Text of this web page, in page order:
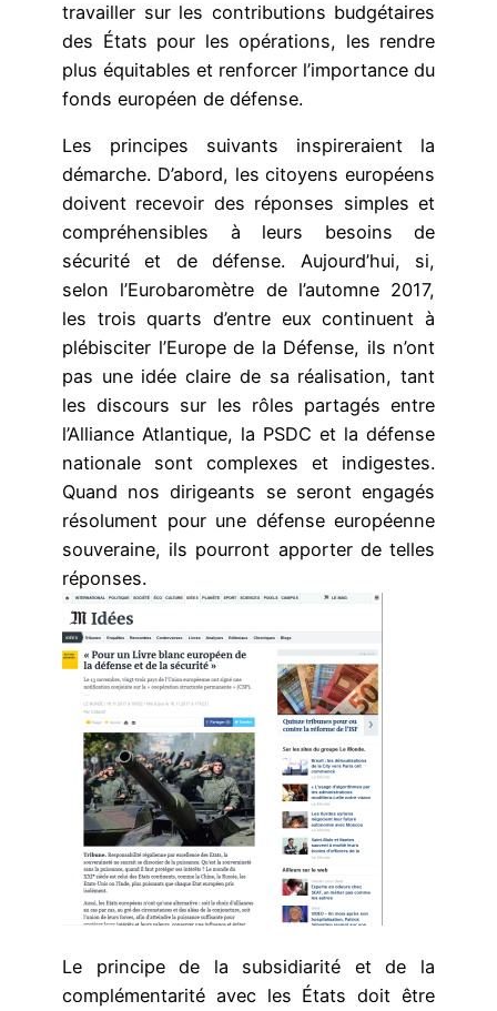
travailler sur les contributions budgétaires
des États pour les opérations, les rendre
plus équitables et renforcer l’importance du
fonds européen de défense.
Les principes suivants inspireraient la
démarche. D’abord, les citoyens européens
doivent recevoir des réponses simples et
compréhensibles à leurs besoins de
sécurité et de défense. Aujourd’hui, si,
selon l’Eurobaromètre de l’automne 2017,
les trois quarts d’entre eux continuent à
plébisciter l’Europe de la Défense, ils n’ont
pas une idée claire de sa réalisation, tant
les discours sur les rôles partagés entre
l’Alliance Atlantique, la PSDC et la défense
nationale sont complexes et indigestes.
Quand nos dirigeants se seront engagés
résolument pour une défense européenne
souveraine, ils pourront apporter de telles
réponses.
Le principe de la subsidiarité et de la
complémentarité avec les États doit être